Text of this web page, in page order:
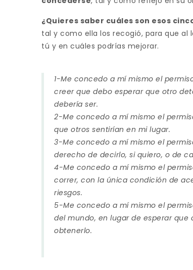
¿Quieres saber cuáles son esos
tal y como ella los recogió, para que al
tú y en cuáles podrías mejorar.
1-Me concedo a mí mismo el
creer que debo esperar que otro
debería ser.
2-Me concedo a mí mismo el
que otros sentirían en mi lugar.
3-Me concedo a mí mismo el
derecho de decirlo, si quiero, o de
4-Me concedo a mí mismo el
correr, con la única condición de
riesgos.
5-Me concedo a mí mismo el
del mundo, en lugar de esperar
obtenerlo.